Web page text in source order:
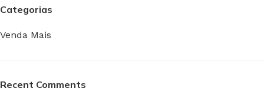
Categorias
Venda Mais
Recent Comments